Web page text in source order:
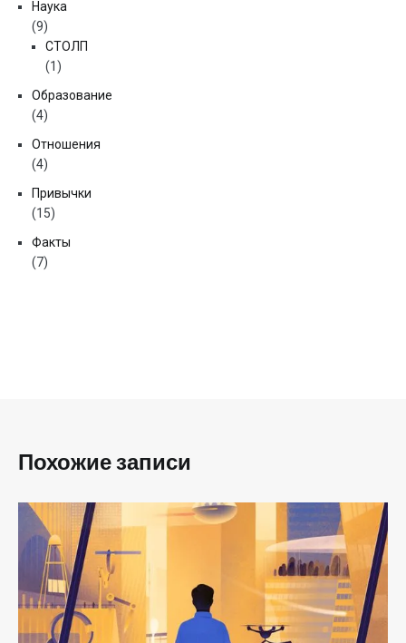
Наука
(9)
СТОЛП
(1)
Образование
(4)
Отношения
(4)
Привычки
(15)
Факты
(7)
Похожие записи